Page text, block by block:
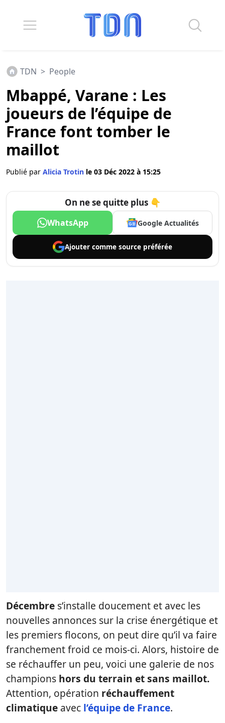
TDN > People
Mbappé, Varane : Les
joueurs de l’équipe de
France font tomber le
maillot
Publié par Alicia Trotin le 03 Déc 2022 à 15:25
On ne se quitte plus 👇
WhatsApp Google Actualités
Ajouter comme source préférée
Décembre s’installe doucement et avec les
nouvelles annonces sur la crise énergétique et
les premiers flocons, on peut dire qu’il va faire
franchement froid ce mois-ci. Alors, histoire de
se réchauffer un peu, voici une galerie de nos
champions hors du terrain et sans maillot.
Attention, opération réchauffement
climatique avec l’équipe de France.